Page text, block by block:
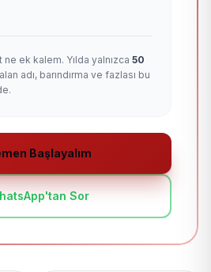
ek kalem. Yılda yalnızca 50
adı, barındırma ve fazlası bu
Başlayalım
Sor